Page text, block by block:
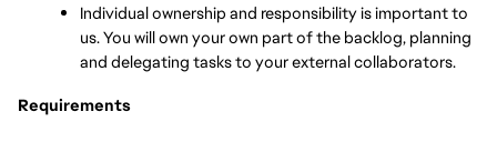
Individual ownership and responsibility is important to
us. You will own your own part of the backlog, planning
and delegating tasks to your external collaborators.
Requirements